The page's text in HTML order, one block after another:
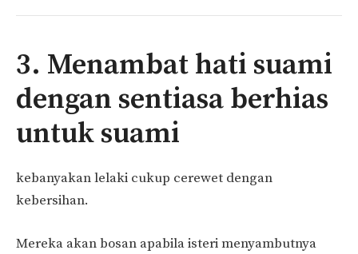
3. Menambat hati suami
dengan sentiasa berhias
untuk suami
kebanyakan lelaki cukup cerewet dengan
kebersihan.
Mereka akan bosan apabila isteri menyambutnya